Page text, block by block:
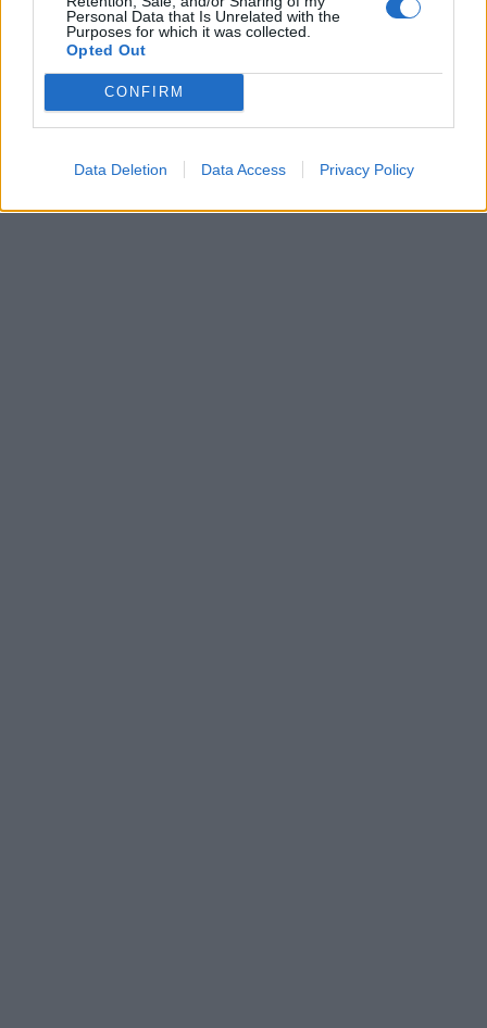
Personal Data that Is Unrelated with the
Purposes for which it was collected.
Opted Out
CONFIRM
Data Deletion Data Access Privacy Policy